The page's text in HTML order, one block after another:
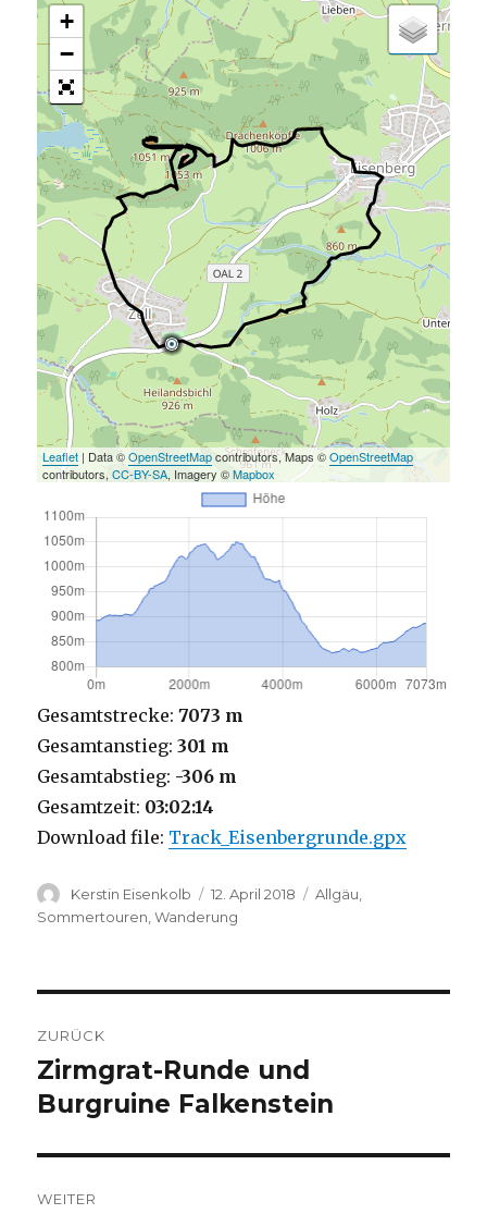
+
−
Leaflet | Data ©OpenStreetMapcontributors, Maps ©OpenStreetMap
contributors,CC-BY-SA, Imagery ©Mapbox
Gesamtstrecke: 7073 m
Gesamtanstieg: 301 m
Gesamtabstieg: -306 m
Gesamtzeit: 03:02:14
Download file: Track_Eisenbergrunde.gpx
Autor
Kerstin Eisenkolb
Veröffentlicht
am
12. April 2018 Kategorien
Allgäu
Sommertouren ,Wanderung
ZURÜCK
Vorheriger
Beitrag:
Zirmgrat-Runde und
Burgruine Falkenstein
WEITER